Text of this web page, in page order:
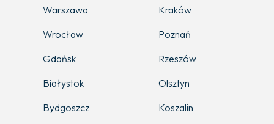
Warszawa
Kraków
Wrocław
Poznań
Gdańsk
Rzeszów
Białystok
Olsztyn
Bydgoszcz
Koszalin